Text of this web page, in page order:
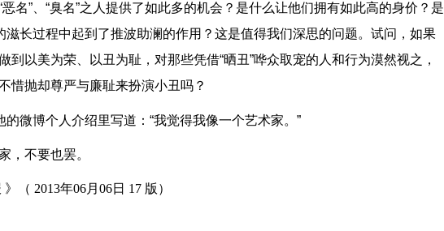
恶名”、“臭名”之人提供了如此多的机会？是什么让他们拥有如此高的身价？是
滋长过程中起到了推波助澜的作用？这是值得我们深思的问题。试问，如果
到以美为荣、以丑为耻，对那些凭借“晒丑”哗众取宠的人和行为漠然视之，
不惜抛却尊严与廉耻来扮演小丑吗？
的微博个人介绍里写道：“我觉得我像一个艺术家。”
家，不要也罢。
》（ 2013年06月06日 17 版）